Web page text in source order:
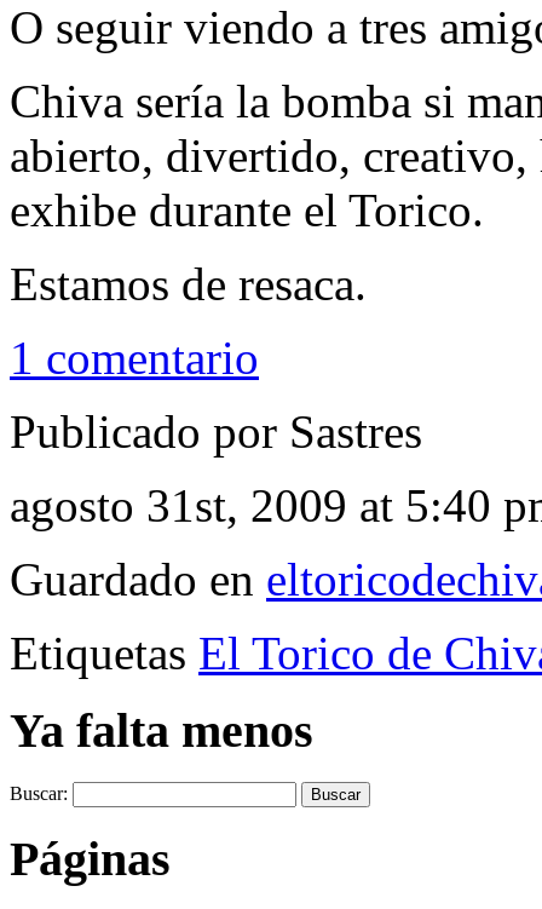
O seguir viendo a tres
Chiva sería la bomba si
abierto, divertido,
exhibe durante el Torico.
Estamos de resaca.
1 comentario
Publicado por Sastres
agosto 31st, 2009 at 5:40
Guardado en
Etiquetas El Torico de
Ya falta menos
Buscar:
Páginas